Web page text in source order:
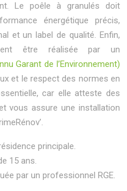
Le poêle à granulés doit
énergétique précis,
et un label de qualité. Enfin,
être réalisée par un
Garant de l’Environnement)
et le respect des normes en
car elle atteste des
vous assure une installation
principale.
15 ans.
par un professionnel RGE.